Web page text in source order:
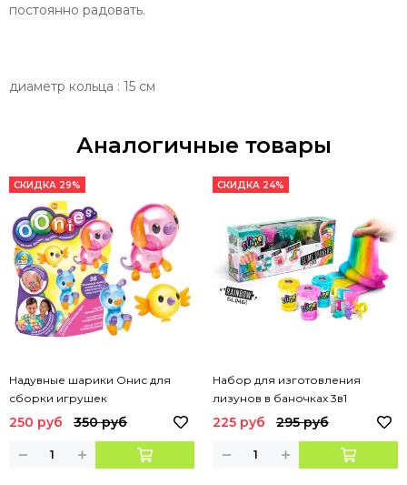
постоянно радовать.
диаметр кольца : 15 см
Аналогичные товары
СКИДКА 29%
Надувные шарики Онис для
сборки игрушек
250 руб 350 руб
СКИДКА 24%
Набор для изготовления
лизунов в баночках 3в1
225 руб 295 руб